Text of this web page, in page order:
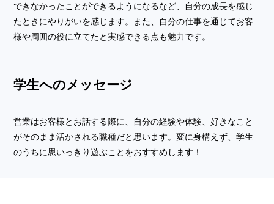
できなかったことができるようになるなど、自分の成長を感じ
たときにやりがいを感じます。また、自分の仕事を通じてお客
様や周囲の役に立てたと実感できる点も魅力です。
学生へのメッセージ
営業はお客様とお話する際に、自分の経験や体験、好きなこと
がそのまま活かされる職種だと思います。変に身構えず、学生
のうちに思いっきり遊ぶことをおすすめします！